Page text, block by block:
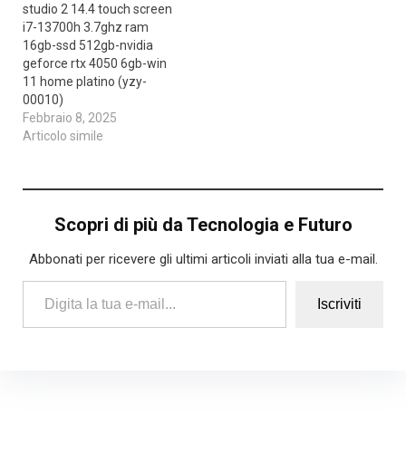
studio 2 14.4 touch screen
i7-13700h 3.7ghz ram
16gb-ssd 512gb-nvidia
geforce rtx 4050 6gb-win
11 home platino (yzy-
00010)
Febbraio 8, 2025
Articolo simile
Scopri di più da Tecnologia e Futuro
Abbonati per ricevere gli ultimi articoli inviati alla tua e-mail.
Digita la tua e-mail...
Iscriviti